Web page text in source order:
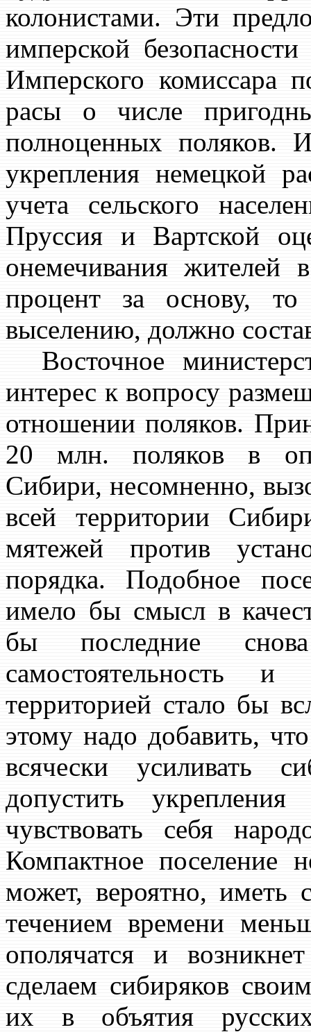
колонистами. Эти
имперской
Имперского комиссара
расы о числе
полноценных поляков.
укрепления немецкой
учета сельского
Пруссия и Вартской
онемечивания жителей
процент за основу,
выселению, должно
Восточное
интерес к вопросу
отношении поляков.
20 млн. поляков в
Сибири, несомненно,
всей территории
мятежей против
порядка. Подобное
имело бы смысл в
бы последние снова
самостоятельность
территорией стало бы
этому надо добавить,
всячески усиливать
допустить
чувствовать себя
Компактное поселение
может, вероятно, иметь
течением времени
ополячатся и
сделаем сибиряков
их в объятия